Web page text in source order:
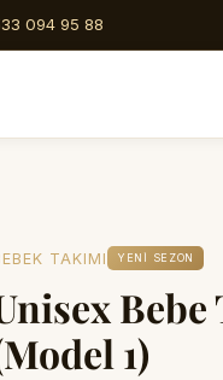
İade
TAKIMI YENI SEZON
1)